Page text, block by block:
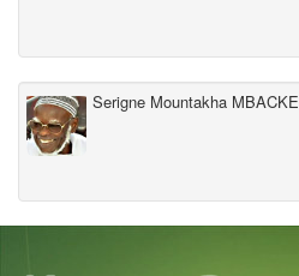
Serigne Mountakha MBACKE